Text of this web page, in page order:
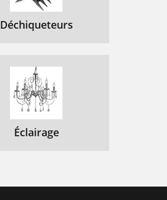
Déchiqueteurs
Éclairage